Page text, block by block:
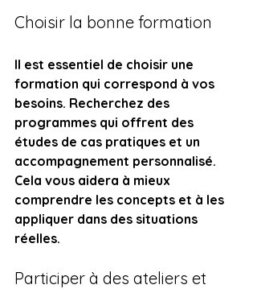
Choisir la bonne formation
Il est essentiel de choisir une
formation qui correspond à vos
besoins. Recherchez des
programmes qui offrent des
études de cas pratiques et un
accompagnement personnalisé.
Cela vous aidera à mieux
comprendre les concepts et à les
appliquer dans des situations
réelles.
Participer à des ateliers et